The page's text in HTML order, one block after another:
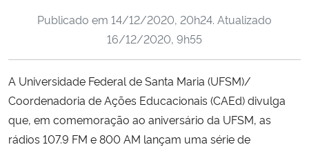
Ministério da Cidadania
Ministério da Ciência, Tecnologia, Inovações e Comunicações
Publicado em 14/12/2020, 20h24. Atualizado
16/12/2020, 9h55
A Universidade Federal de Santa Maria (UFSM)/
Coordenadoria de Ações Educacionais (CAEd) divulga
que, em comemoração ao aniversário da UFSM, as
rádios 107.9 FM e 800 AM lançam uma série de